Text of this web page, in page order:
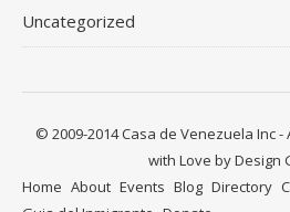
Uncategorized
© 2009-2014 Casa de Venezuela Inc
with Love by Design
Home About Events Blog Directory